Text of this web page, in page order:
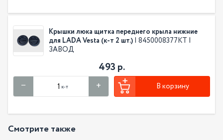
Крышки люка щитка переднего крыла нижние
для LADA Vesta (к-т 2 шт.) | 8450008377КТ |
ЗАВОД
493 р.
к-т В корзину
Смотрите также